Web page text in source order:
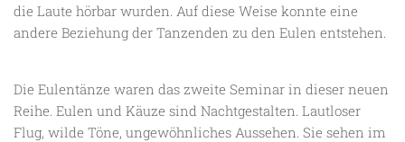
die Laute hörbar wurden. Auf diese Weise konnte eine
andere Beziehung der Tanzenden zu den Eulen entstehen.
Die Eulentänze waren das zweite Seminar in dieser neuen
Reihe. Eulen und Käuze sind Nachtgestalten. Lautloser
Flug, wilde Töne, ungewöhnliches Aussehen. Sie sehen im